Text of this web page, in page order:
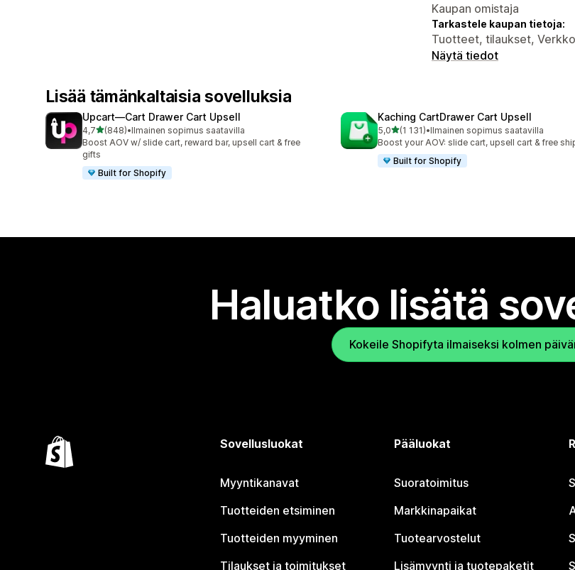
Kaupan omistaja
Tarkastele kaupan tietoja:
Tuotteet, tilaukset,
Näytä tiedot
Lisää tämänkaltaisia sovelluksia
Upcart—Cart Drawer Cart Upsell
4,7/ 5 tähteä
(848)
848 arvostelua yhteensä
•Ilmainen sopimus saatavilla
Boost AOV w/ slide cart, reward bar, upsell cart & free
gifts
Built for Shopify
Kaching CartDrawer Cart Upsell
5,0/ 5 tähteä
(1 131)
1131 arvostelua yhteensä
•Ilmainen sopimus saatavilla
Boost your AOV: slide cart, upsell cart & free
Built for Shopify
Haluatko lisätä
Kokeile Shopifyta ilmaiseksi kolmen
Sovellusluokat
Myyntikanavat
Tuotteiden etsiminen
Tuotteiden myyminen
Tilaukset ja toimitukset
Pääluokat
Suoratoimitus
Markkinapaikat
Tuotearvostelut
Lisämyynti ja tuotepaketit